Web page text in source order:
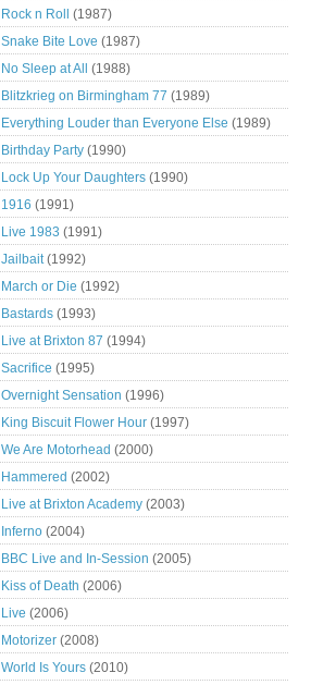
Rock n Roll
(1987)
Snake Bite Love (1987)
No Sleep at All
(1988)
Blitzkrieg on Birmingham 77 (1989)
Everything Louder than Everyone Else (1989)
Birthday Party (1990)
Lock Up Your Daughters (1990)
1916 (1991)
Live 1983 (1991)
Jailbait(1992)
March or Die (1992)
Bastards (1993)
Live at Brixton 87 (1994)
Sacrifice (1995)
Overnight Sensation (1996)
King Biscuit Flower Hour (1997)
We Are Motorhead (2000)
Hammered (2002)
Live at Brixton Academy (2003)
Inferno (2004)
BBC Live and In-Session (2005)
Kiss of Death (2006)
Live (2006)
Motorizer (2008)
World Is Yours (2010)